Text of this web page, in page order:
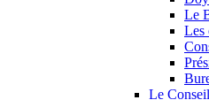
Le
Les
Le